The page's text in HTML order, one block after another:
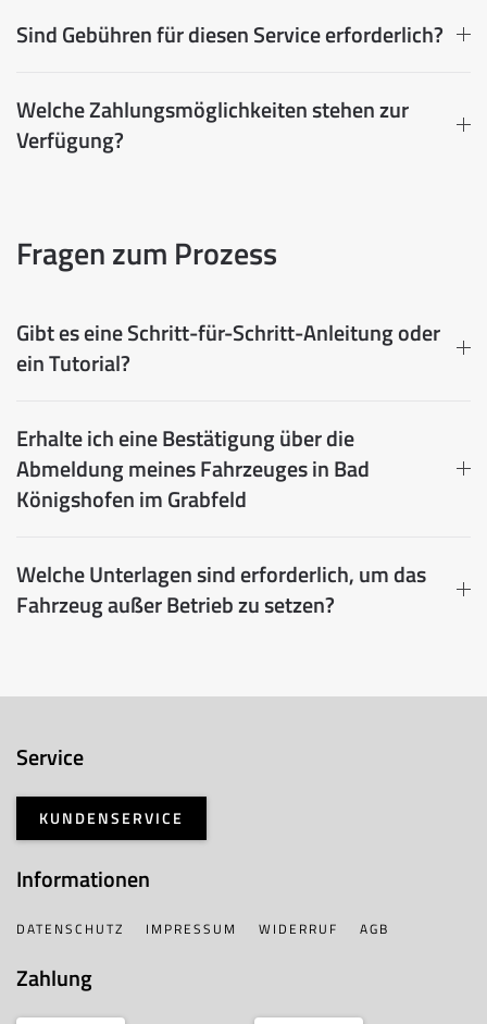
Sind Gebühren für diesen Service erforderlich?
Welche Zahlungsmöglichkeiten stehen zur
Verfügung?
Fragen zum Prozess
Gibt es eine Schritt-für-Schritt-Anleitung oder
ein Tutorial?
Erhalte ich eine Bestätigung über die
Abmeldung meines Fahrzeuges in Bad
Königshofen im Grabfeld
Welche Unterlagen sind erforderlich, um das
Fahrzeug außer Betrieb zu setzen?
Service
KUNDENSERVICE
Informationen
DATENSCHUTZ IMPRESSUM WIDERRUF AGB
Zahlung